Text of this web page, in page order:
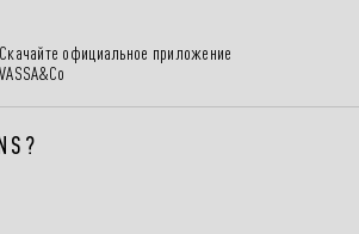
Скачайте официальное приложение
VASSA&Co